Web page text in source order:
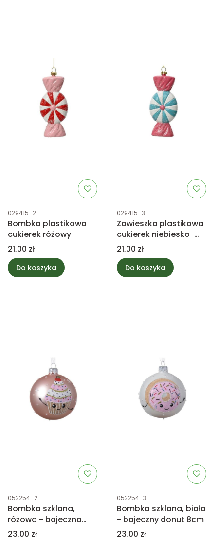
Kod produktu
029415_2
Bombka plastikowa
cukierek różowy
Cena
21,00 zł
Do koszyka
Kod produktu
029415_3
Zawieszka plastikowa
cukierek niebiesko-
różowy
Cena
21,00 zł
Do koszyka
Kod produktu
052254_2
Bombka szklana,
różowa - bajeczna
muffinka 8cm
Cena
23,00 zł
Kod produktu
052254_3
Bombka szklana, biała
- bajeczny donut 8cm
Cena
23,00 zł